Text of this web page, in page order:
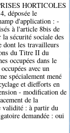
HORTICOLES
déposée le
d'application : -
à l'article 8bis de
sécurité sociale des
dont les travailleurs
du Titre II du
occupées dans le
avec un
spécialement mené
et dïefforts en
- modification de
de la
validité : à partir du
demandée : oui